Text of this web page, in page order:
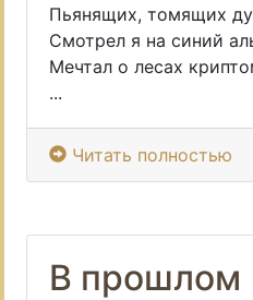
Пьянящих, томящих
Смотрел я на синий
Мечтал о лесах
...
Читать полностью
В прошлом